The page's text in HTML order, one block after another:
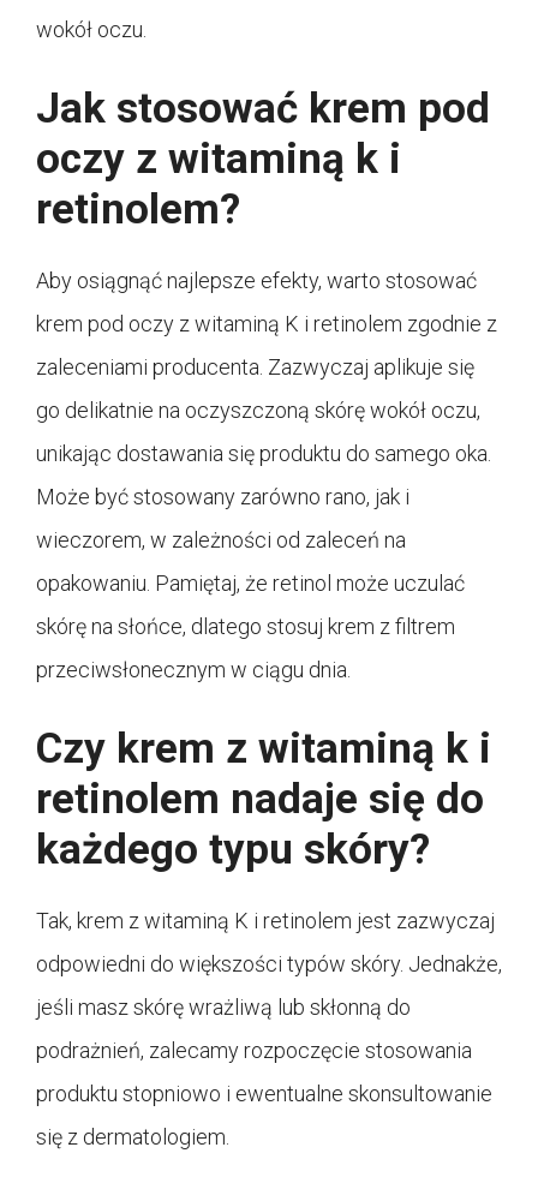
wokół oczu.
Jak stosować krem pod
oczy z witaminą k i
retinolem?
Aby osiągnąć najlepsze efekty, warto stosować
krem pod oczy z witaminą K i retinolem zgodnie z
zaleceniami producenta. Zazwyczaj aplikuje się
go delikatnie na oczyszczoną skórę wokół oczu,
unikając dostawania się produktu do samego oka.
Może być stosowany zarówno rano, jak i
wieczorem, w zależności od zaleceń na
opakowaniu. Pamiętaj, że retinol może uczulać
skórę na słońce, dlatego stosuj krem z filtrem
przeciwsłonecznym w ciągu dnia.
Czy krem z witaminą k i
retinolem nadaje się do
każdego typu skóry?
Tak, krem z witaminą K i retinolem jest zazwyczaj
odpowiedni do większości typów skóry. Jednakże,
jeśli masz skórę wrażliwą lub skłonną do
podrażnień, zalecamy rozpoczęcie stosowania
produktu stopniowo i ewentualne skonsultowanie
się z dermatologiem.